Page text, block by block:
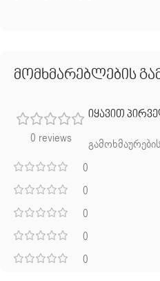
მომხმარებლების
0 reviews
0
0
0
0
0
იყავით